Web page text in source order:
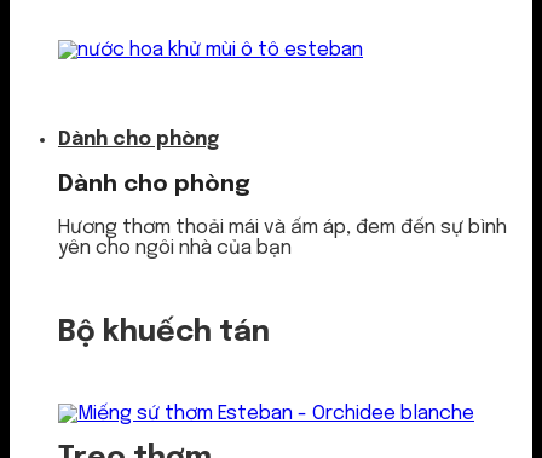
Dành cho phòng
Dành cho phòng
Hương thơm thoải mái và ấm áp, đem đến sự bình
yên cho ngôi nhà của bạn
Bộ khuếch tán